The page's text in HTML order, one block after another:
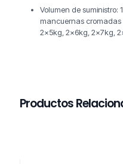
Volumen de suministro:
mancuernas
2x5kg, 2x6kg, 2x7kg,
Productos